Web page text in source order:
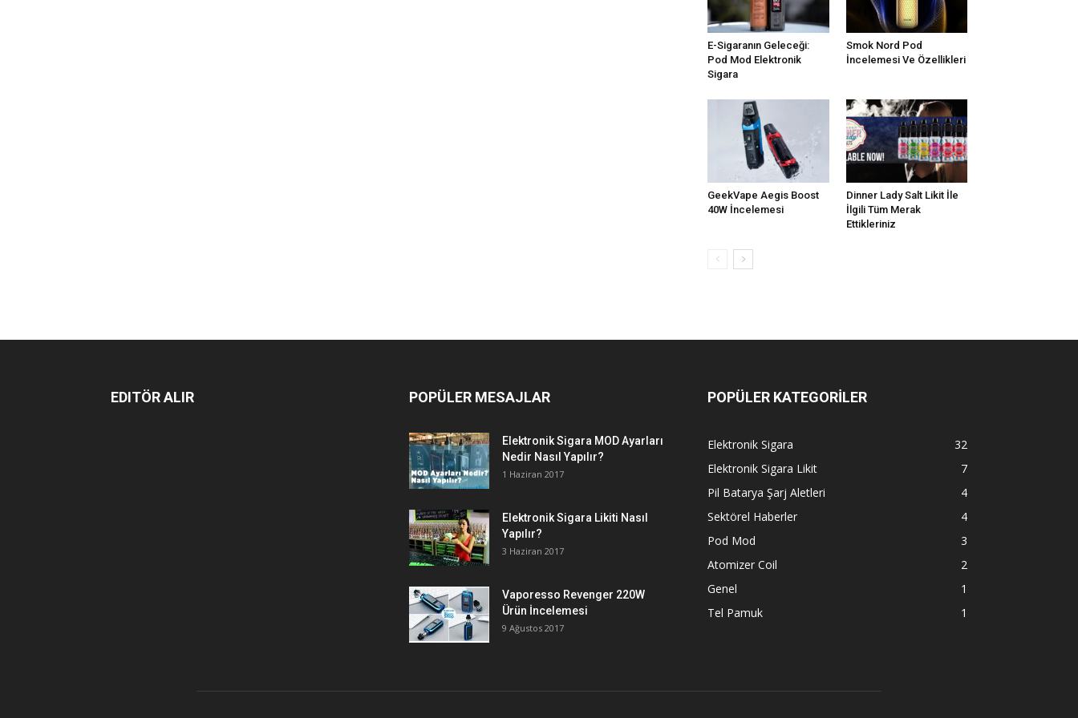
E-Sigaranın Geleceği:
Pod Mod Elektronik
Sigara
Smok Nord Pod
İncelemesi Ve Özellikleri
GeekVape Aegis Boost
40W İncelemesi
Dinner Lady Salt Likit İle
İlgili Tüm Merak
Ettikleriniz
EDITÖR ALIR POPÜLER MESAJLAR
Elektronik Sigara MOD Ayarları
Nedir Nasıl Yapılır?
1 Haziran 2017
Elektronik Sigara Likiti Nasıl
Yapılır?
3 Haziran 2017
Vaporesso Revenger 220W
Ürün İncelemesi
9 Ağustos 2017
POPÜLER KATEGORİLER
Elektronik Sigara
32
Elektronik Sigara Likit
7
Pil Batarya Şarj Aletleri
4
Sektörel Haberler
4
Pod Mod
3
Atomizer Coil
2
Genel
1
Tel Pamuk
1